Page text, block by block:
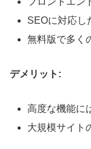
SEOに対応し
無料版で多く
デメリット:
高度な機能に
大規模サイト